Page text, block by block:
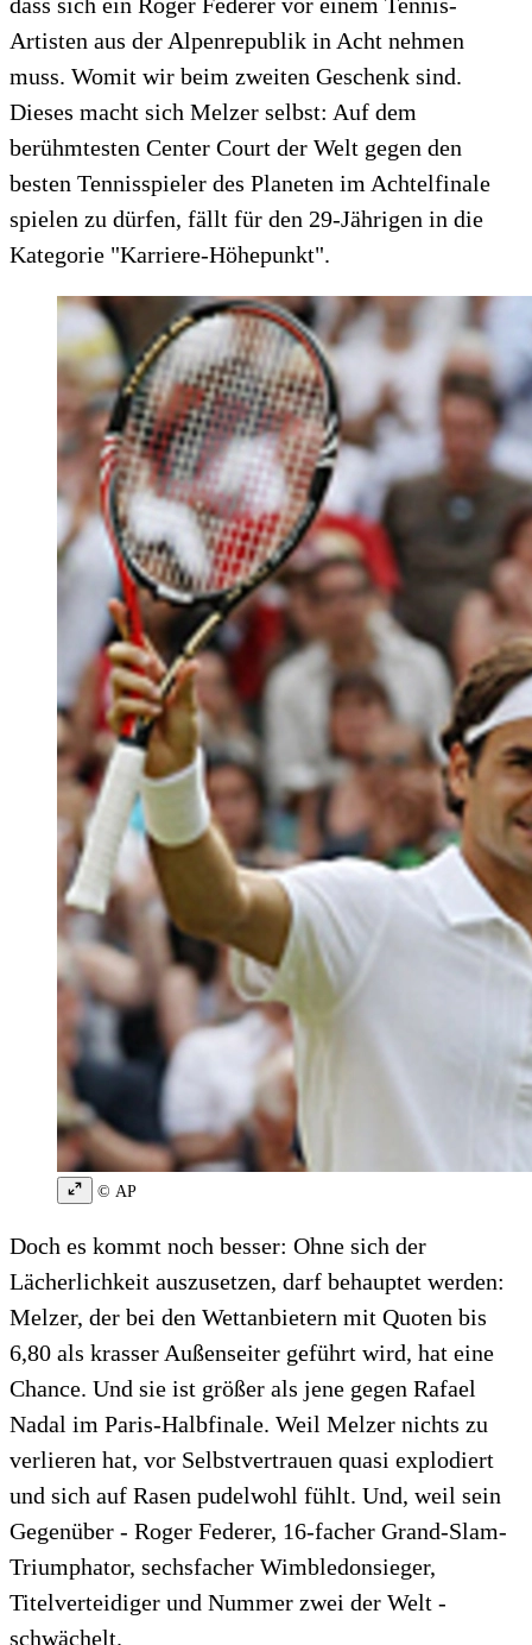
Artisten aus der Alpenrepublik in Acht nehmen
muss. Womit wir beim zweiten Geschenk sind.
Dieses macht sich Melzer selbst: Auf dem
berühmtesten Center Court der Welt gegen den
besten Tennisspieler des Planeten im Achtelfinale
spielen zu dürfen, fällt für den 29-Jährigen in die
Kategorie "Karriere-Höhepunkt".
© AP
Doch es kommt noch besser: Ohne sich der
Lächerlichkeit auszusetzen, darf behauptet werden:
Melzer, der bei den Wettanbietern mit Quoten bis
6,80 als krasser Außenseiter geführt wird, hat eine
Chance. Und sie ist größer als jene gegen Rafael
Nadal im Paris-Halbfinale. Weil Melzer nichts zu
verlieren hat, vor Selbstvertrauen quasi explodiert
und sich auf Rasen pudelwohl fühlt. Und, weil sein
Gegenüber - Roger Federer, 16-facher Grand-Slam-
Triumphator, sechsfacher Wimbledonsieger,
Titelverteidiger und Nummer zwei der Welt -
schwächelt.